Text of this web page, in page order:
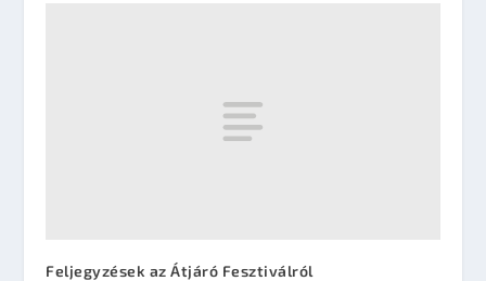
Feljegyzések az Átjáró Fesztiválról